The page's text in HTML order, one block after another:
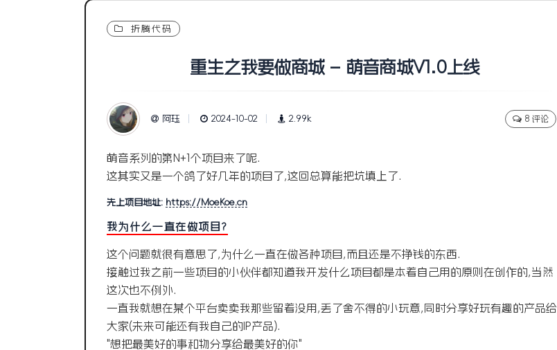
折腾代码
重生之我要做商城 – 萌音商城V1.0上线
阿珏 2024-10-02 2.99k 8 评论
萌音系列的第N+1个项目来了呢.
这其实又是一个鸽了好几年的项目了,这回总算能把坑填上了.
先上项目地址: https://MoeKoe.cn
我为什么一直在做项目?
这个问题就很有意思了,为什么一直在做各种项目,而且还是不挣钱的东西.
接触过我之前一些项目的小伙伴都知道我开发什么项目都是本着自己用的原则在创作的,当然
这次也不例外.
一直我就想在某个平台卖卖我那些留着没用,丢了舍不得的小玩意,同时分享好玩有趣的产品给
大家(未来可能还有我自己的IP产品).
"想把最美好的事和物分享给最美好的你"